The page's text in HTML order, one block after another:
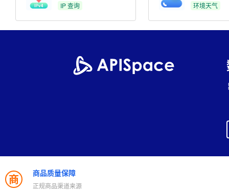
IP 查询 环境天气
商 商品质量保障
正规商品渠道来源